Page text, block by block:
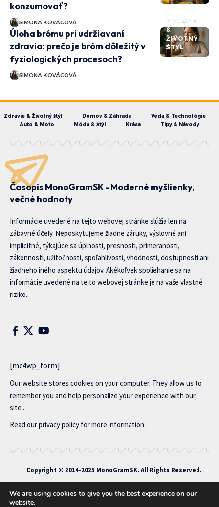
konzumovať?
SIMONA KOVÁCOVÁ
ZDRAVIE
&
ŽIVOTNÝ
ŠTÝL
Úloha brómu pri udržiavaní
zdravia: prečo je bróm dôležitý v
fyziologických procesoch?
SIMONA KOVÁCOVÁ
Zdravie & Životný štýl Domov & Záhrada
Veda & Technológie
Auto & Moto
Móda & Štýl Krása Tipy & Návody
Časopis MonoGramSK - Moderné myšlienky,
večné hodnoty
Informácie uvedené na tejto webovej stránke slúžia len na
zábavné účely. Neposkytujeme žiadne záruky, výslovné ani
implicitné, týkajúce sa úplnosti, presnosti, primeranosti,
zákonnosti, užitočnosti, spoľahlivosti, vhodnosti, dostupnosti ani
žiadneho iného aspektu údajov. Akékoľvek spoliehanie sa na
informácie uvedené na tejto webovej stránke je na vaše vlastné
riziko.
[mc4wp_form]
Our website stores cookies on your computer. They allow us to
remember you and help personalize your experience with our
site..
Read ourprivacy policy for more information.
Copyright © 2014-2025 MonoGramSK. All Rights Reserved.
We are using cookies to give you the best experience on our
website.